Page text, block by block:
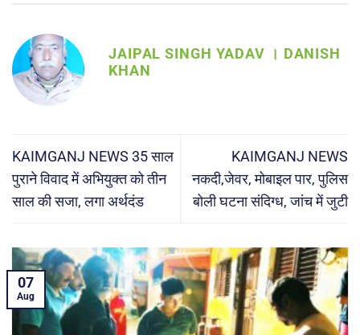
JAIPAL SINGH YADAV । DANISH
KHAN
KAIMGANJ NEWS 35 साल
पुराने विवाद में अभियुक्त को तीन
साल की सजा, लगा अर्थदंड
KAIMGANJ NEWS
नकदी,जेवर, मोबाइल पार, पुलिस
बोली घटना संदिग्ध, जांच में जुटी
05
Aug